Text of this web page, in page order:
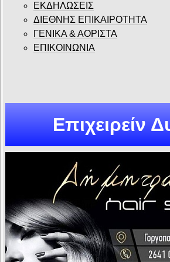
ΕΚΔΗΛΩΣΕΙΣ
ΔΙΕΘΝΗΣ ΕΠΙΚΑΙΡΟΤΗΤΑ
ΓΕΝΙΚΑ & ΑΟΡΙΣΤΑ
ΕΠΙΚΟΙΝΩΝΙΑ
Επιχειρείν